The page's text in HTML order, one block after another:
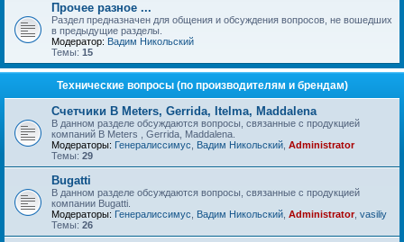
Прочее разное ...
Раздел предназначен для общения и обсуждения вопросов, не вошедших
в предыдущие разделы.
Модератор: Вадим Никольский
Темы: 15
Технические вопросы (по производителям и брендам)
Счетчики B Meters, Gerrida, Itelma, Maddalena
В данном разделе обсуждаются вопросы, связанные с продукцией
компаний B Meters , Gerrida, Maddalena.
Модераторы: Генералиссимус Вадим Никольский Administrator
Темы: 29
Bugatti
В данном разделе обсуждаются вопросы, связанные с продукцией
компании Bugatti.
Модераторы: Генералиссимус Вадим Никольский Administrator, vasiliy
Темы: 26